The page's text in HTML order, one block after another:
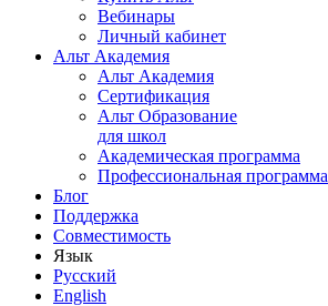
Вебинары
Личный кабинет
Альт Академия
Альт Академия
Сертификация
Альт Образование
для школ
Академическая программа
Профессиональная программа
Блог
Поддержка
Совместимость
Язык
Русский
English